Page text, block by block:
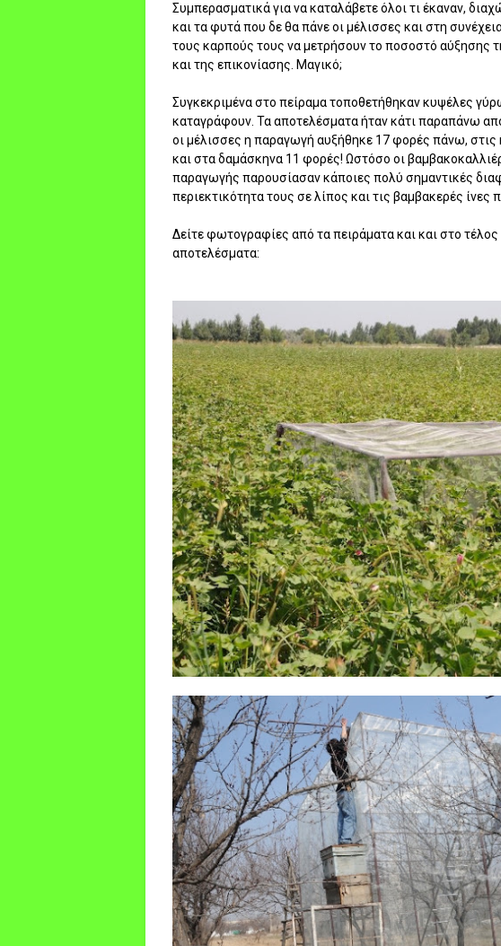
Συμπερασματικά για να καταλάβετε όλοι τι έκαναν,
και τα φυτά που δε θα πάνε οι μέλισσες και στη
τους καρπούς τους να μετρήσουν το ποσοστό αύξησης
και της επικονίασης. Μαγικό;
Συγκεκριμένα στο πείραμα τοποθετήθηκαν κυψέλες
καταγράφουν. Τα αποτελέσματα ήταν κάτι παραπάνω
οι μέλισσες η παραγωγή αυξήθηκε 17 φορές πάνω, στις
και στα δαμάσκηνα 11 φορές! Ωστόσο οι
παραγωγής παρουσίασαν κάποιες πολύ σημαντικές
περιεκτικότητα τους σε λίπος και τις βαμβακερές ίνες
Δείτε φωτογραφίες από τα πειράματα και και στο
αποτελέσματα: